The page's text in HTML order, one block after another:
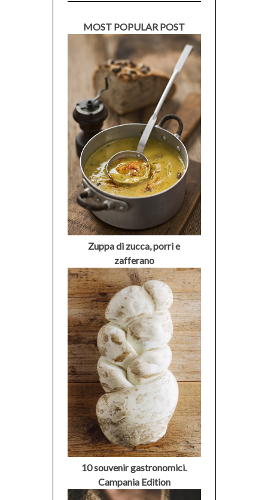
MOST POPULAR POST
Zuppa di zucca, porri e
zafferano
10 souvenir gastronomici.
Campania Edition